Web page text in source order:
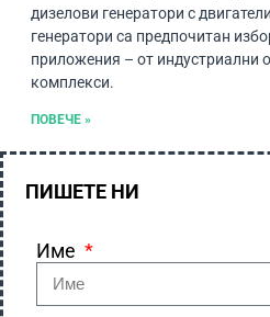
дизелови генератори с
генератори са предпочитан
приложения – от индустриални
комплекси.
ПОВЕЧЕ »
ПИШЕТЕ НИ
Име